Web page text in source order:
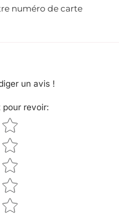
émis pendant le
têtes
numéro de carte
un avis !
pour revoir:
Star rating